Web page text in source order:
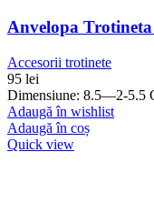
Anvelopa
Accesorii trotinete
95 lei
Dimensiune: 8.5—2-5.5
Adaugă în wishlist
Adaugă în coș
Quick view